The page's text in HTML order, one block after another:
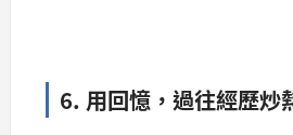
6. 用回憶，過往經歷炒